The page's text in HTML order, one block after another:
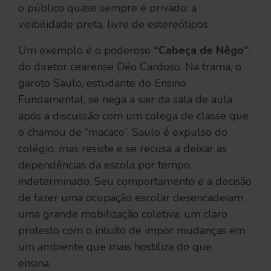
o público quase sempre é privado: a
visibilidade preta, livre de estereótipos.
Um exemplo é o poderoso “Cabeça de Nêgo”,
do diretor cearense Déo Cardoso. Na trama, o
garoto Saulo, estudante do Ensino
Fundamental, se nega a sair da sala de aula
após a discussão com um colega de classe que
o chamou de “macaco”. Saulo é expulso do
colégio, mas resiste e se recusa a deixar as
dependências da escola por tempo
indeterminado. Seu comportamento e a decisão
de fazer uma ocupação escolar desencadeiam
uma grande mobilização coletiva, um claro
protesto com o intuito de impor mudanças em
um ambiente que mais hostiliza do que
ensina.